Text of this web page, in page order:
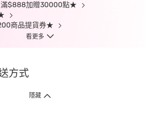
$888加贈30000點★
商品提貨券★
看更多
方式
隱藏